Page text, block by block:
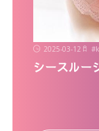
2025-03-12 #
シースルー